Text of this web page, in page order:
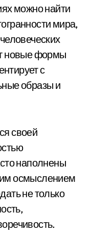
можно найти
мира,
новые формы
с
образы и
своей
наполнены
осмыслением
не только